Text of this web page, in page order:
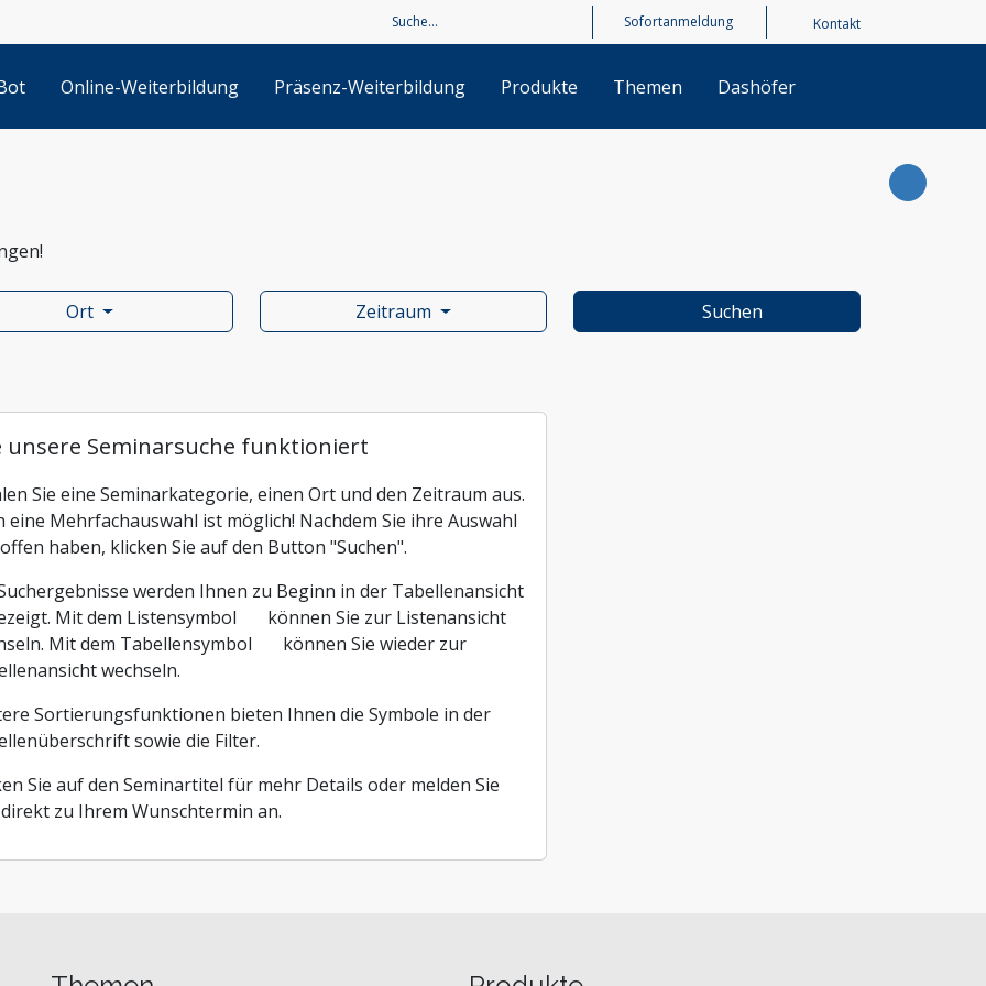
Kontakt
Online-Weiterbildung Präsenz-Weiterbildung Produkte Themen Dashöfer
Organisationen
Ort Zeitraum Suchen
unsere Seminarsuche funktioniert
Sie eine Seminarkategorie, einen Ort und den Zeitraum aus.
eine Mehrfachauswahl ist möglich! Nachdem Sie ihre Auswahl
haben, klicken Sie auf den Button "Suchen".
werden Ihnen zu Beginn in der Tabellenansicht
Mit dem Listensymbol
können Sie zur Listenansicht
Mit dem Tabellensymbol
können Sie wieder zur
wechseln.
Sortierungsfunktionen bieten Ihnen die Symbole in der
sowie die Filter.
Sie auf den Seminartitel für mehr Details oder melden Sie
zu Ihrem Wunschtermin an.